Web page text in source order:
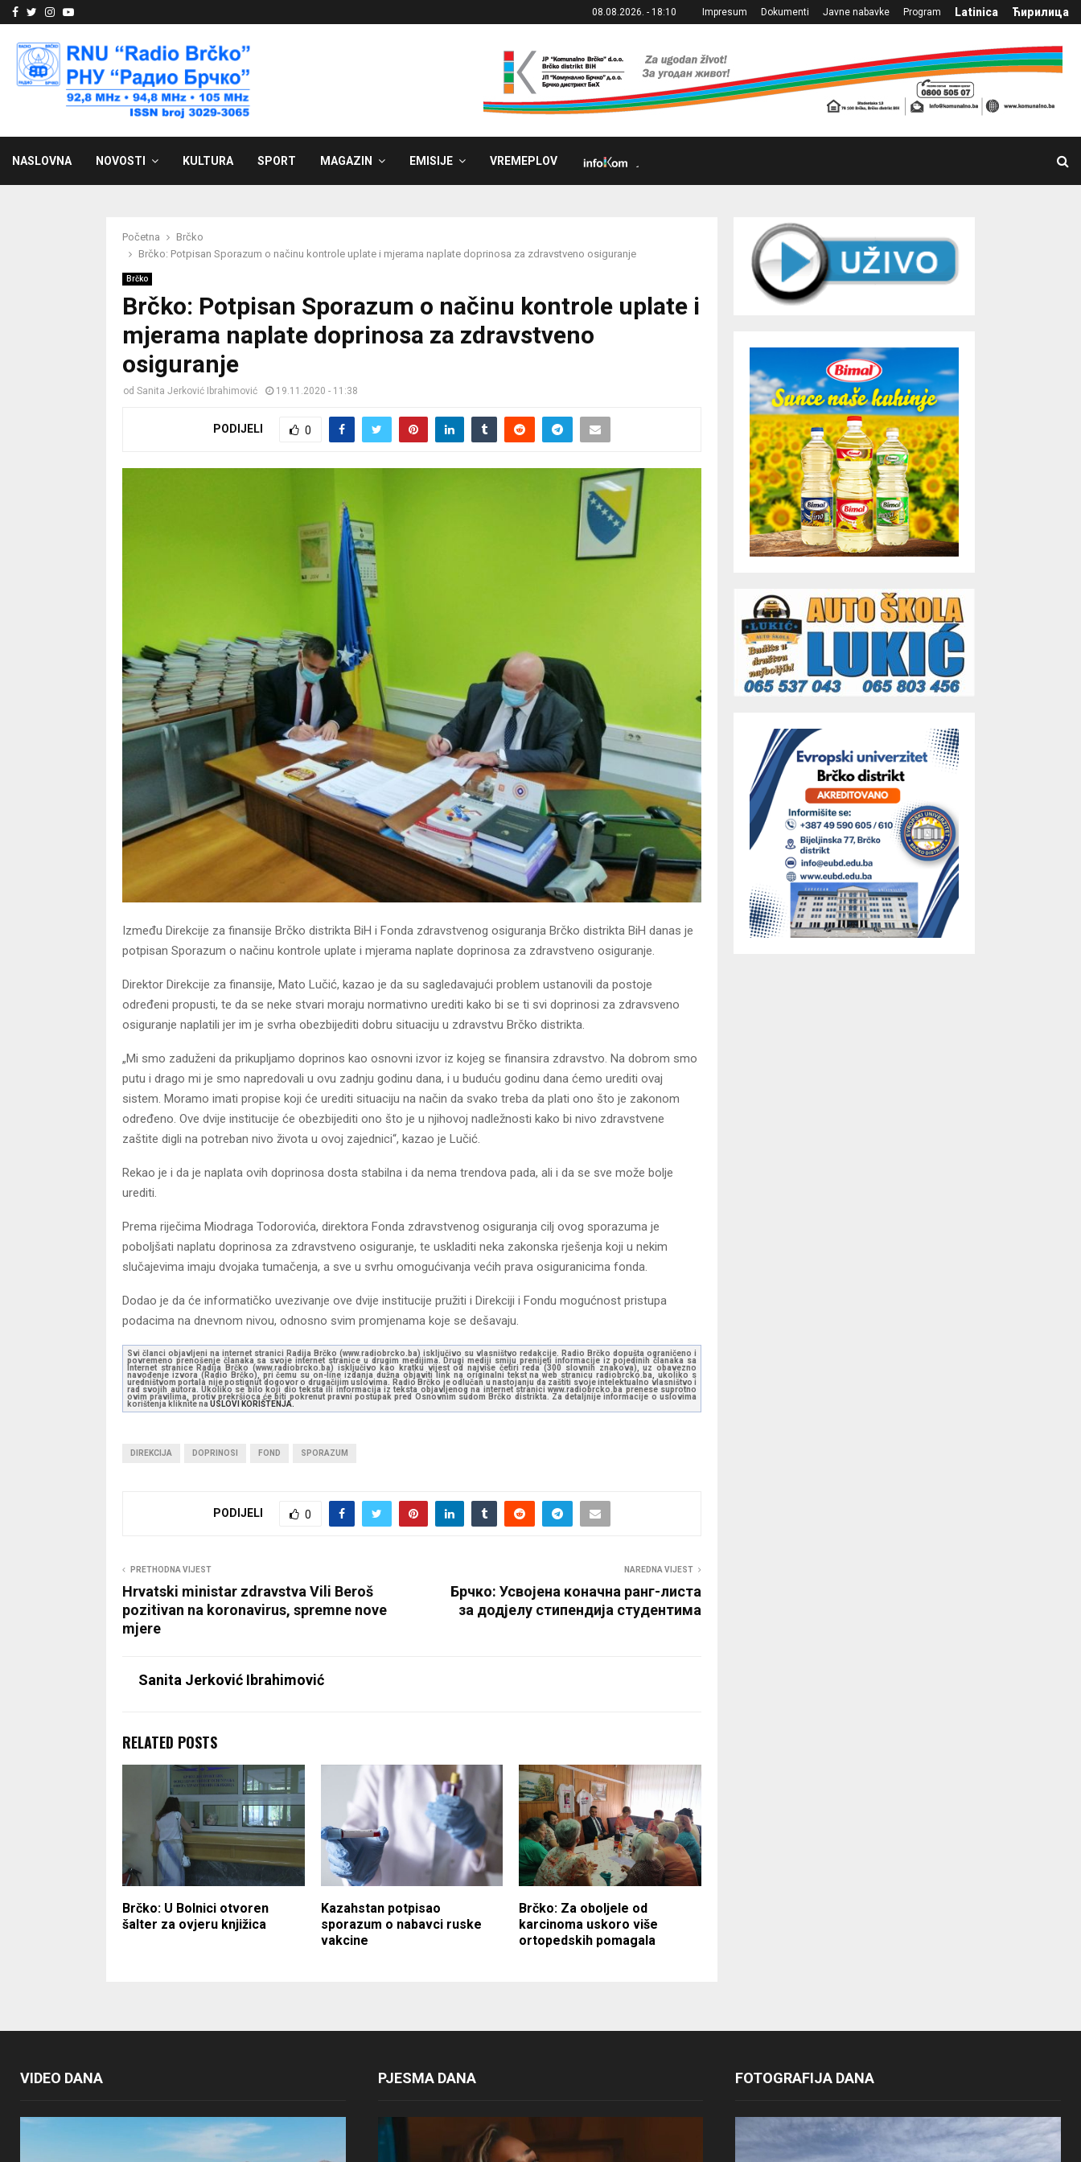
Facebook
Twitter
Instagram
Youtube 08.08.2026. - 18:10 Impresum Dokumenti Javne nabavke Program Latinica Ћирилица
NASLOVNA NOVOSTI KULTURA SPORT MAGAZIN EMISIJE VREMEPLOV
Početna
Brčko
Brčko: Potpisan Sporazum o načinu kontrole uplate i mjerama naplate doprinosa za zdravstveno osiguranje
Brčko
Brčko: Potpisan Sporazum o načinu kontrole uplate i
mjerama naplate doprinosa za zdravstveno
osiguranje
od Sanita Jerković Ibrahimović 19.11.2020 - 11:38
PODIJELI 0
Između Direkcije za finansije Brčko distrikta BiH i Fonda zdravstvenog osiguranja Brčko distrikta BiH danas je
potpisan Sporazum o načinu kontrole uplate i mjerama naplate doprinosa za zdravstveno osiguranje.
Direktor Direkcije za finansije, Mato Lučić, kazao je da su sagledavajući problem ustanovili da postoje
određeni propusti, te da se neke stvari moraju normativno urediti kako bi se ti svi doprinosi za zdravsveno
osiguranje naplatili jer im je svrha obezbijediti dobru situaciju u zdravstvu Brčko distrikta.
„Mi smo zaduženi da prikupljamo doprinos kao osnovni izvor iz kojeg se finansira zdravstvo. Na dobrom smo
putu i drago mi je smo napredovali u ovu zadnju godinu dana, i u buduću godinu dana ćemo urediti ovaj
sistem. Moramo imati propise koji će urediti situaciju na način da svako treba da plati ono što je zakonom
određeno. Ove dvije institucije će obezbijediti ono što je u njihovoj nadležnosti kako bi nivo zdravstvene
zaštite digli na potreban nivo života u ovoj zajednici“, kazao je Lučić.
Rekao je i da je naplata ovih doprinosa dosta stabilna i da nema trendova pada, ali i da se sve može bolje
urediti.
Prema riječima Miodraga Todorovića, direktora Fonda zdravstvenog osiguranja cilj ovog sporazuma je
poboljšati naplatu doprinosa za zdravstveno osiguranje, te uskladiti neka zakonska rješenja koji u nekim
slučajevima imaju dvojaka tumačenja, a sve u svrhu omogućivanja većih prava osiguranicima fonda.
Dodao je da će informatičko uvezivanje ove dvije institucije pružiti i Direkciji i Fondu mogućnost pristupa
podacima na dnevnom nivou, odnosno svim promjenama koje se dešavaju.
Svi članci objavljeni na internet stranici Radija Brčko (www.radiobrcko.ba) isključivo su vlasništvo redakcije. Radio Brčko dopušta ograničeno i
povremeno prenošenje članaka sa svoje internet stranice u drugim medijima. Drugi mediji smiju prenijeti informacije iz pojedinih članaka sa
Internet stranice Radija Brčko (www.radiobrcko.ba) isključivo kao kratku vijest od najviše četiri reda (300 slovnih znakova), uz obavezno
navođenje izvora (Radio Brčko), pri čemu su on-line izdanja dužna objaviti link na originalni tekst na web stranicu radiobrcko.ba, ukoliko s
uredništvom portala nije postignut dogovor o drugačijim uslovima. Radio Brčko je odlučan u nastojanju da zaštiti svoje intelektualno vlasništvo i
rad svojih autora. Ukoliko se bilo koji dio teksta ili informacija iz teksta objavljenog na internet stranici www.radiobrcko.ba prenese suprotno
ovim pravilima, protiv prekršioca će biti pokrenut pravni postupak pred Osnovnim sudom Brčko distrikta. Za detaljnije informacije o uslovima
korištenja kliknite na USLOVI KORIŠTENJA.
DIREKCIJA DOPRINOSI FOND SPORAZUM
PODIJELI 0
PRETHODNA VIJEST
Hrvatski ministar zdravstva Vili Beroš
pozitivan na koronavirus, spremne nove
mjere
NAREDNA VIJEST
Брчко: Усвојена коначна ранг-листа
за додјелу стипендија студентима
Sanita Jerković Ibrahimović
RELATED POSTS
Brčko: U Bolnici otvoren
šalter za ovjeru knjižica
Kazahstan potpisao
sporazum o nabavci ruske
vakcine
Brčko: Za oboljele od
karcinoma uskoro više
ortopedskih pomagala
VIDEO DANA PJESMA DANA FOTOGRAFIJA DANA